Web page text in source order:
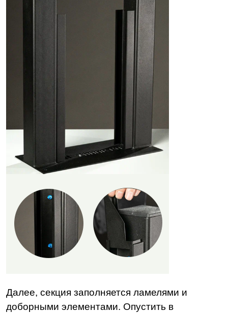
Далее, секция заполняется ламелями и
доборными элементами. Опустить в